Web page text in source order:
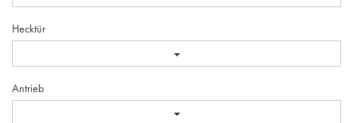
Hecktür
Antrieb